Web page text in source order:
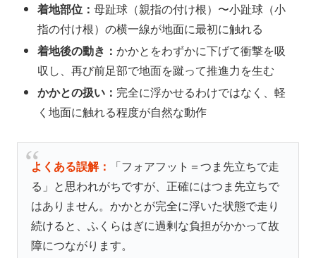
着地部位：母趾球（親指の付け根）〜小趾球（小
指の付け根）の横一線が地面に最初に触れる
着地後の動き：かかとをわずかに下げて衝撃を吸
収し、再び前足部で地面を蹴って推進力を生む
かかとの扱い： 完全に浮かせるわけではなく、軽
く地面に触れる程度が自然な動作
よくある誤解：
「フォアフット＝つま先立ちで走
る」と思われがちですが、正確にはつま先立ちで
はありません。かかとが完全に浮いた状態で走り
続けると、ふくらはぎに過剰な負担がかかって故
障につながります。